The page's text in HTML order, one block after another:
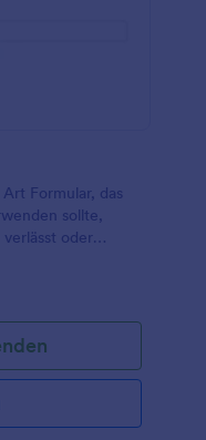
Formular, das
sollte,
oder